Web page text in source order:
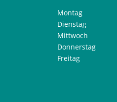
Montag
Dienstag
Mittwoch
Donnerstag
Freitag